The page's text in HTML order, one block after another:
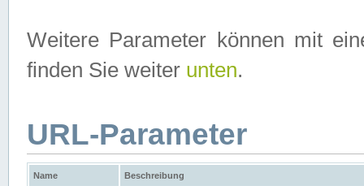
Weitere Parameter können mit
finden Sie weiter unten.
URL-Parameter
Name Beschreibung